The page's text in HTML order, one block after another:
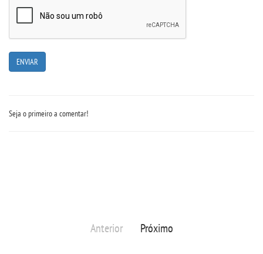
Seja o primeiro a comentar!
Anterior Próximo